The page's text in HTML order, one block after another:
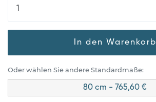
In den Warenkorb
Oder wählen Sie andere Standardmaße:
80 cm - 765,60 €